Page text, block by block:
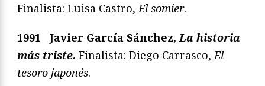
Finalista: Luisa Castro, El somier.
1991 Javier García Sánchez, La historia
más triste. Finalista: Diego Carrasco, El
tesoro japonés.